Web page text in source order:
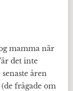
mamma när
det inte
åren
frågade om